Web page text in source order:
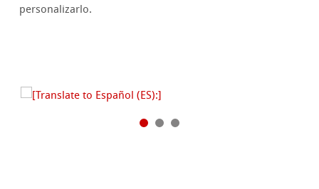
personalizarlo.